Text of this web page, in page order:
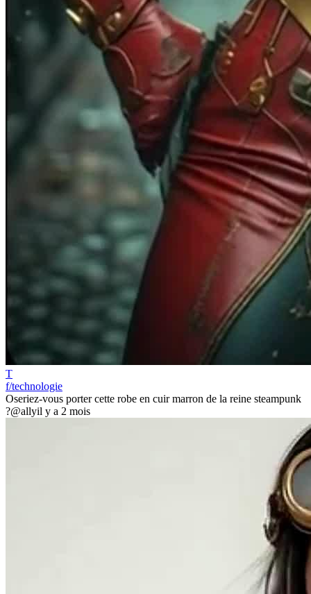
T
f/technologie
Oseriez-vous porter cette robe en cuir marron de la reine steampunk
?@allyil y a 2 mois